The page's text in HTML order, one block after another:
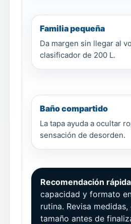
Familia pequeña
Da margen sin llegar al
clasificador de 200 L.
Baño compartido
La tapa ayuda a ocultar
sensación de desorden.
Recomendación
capacidad y formato
rutina. Revisa
tamaño antes de